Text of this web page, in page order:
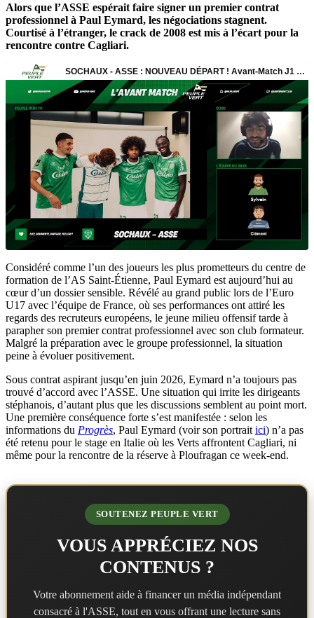
Alors que l’ASSE espérait faire signer un premier contrat
professionnel à Paul Eymard, les négociations stagnent.
Courtisé à l’étranger, le crack de 2008 est mis à l’écart pour la
rencontre contre Cagliari.
Considéré comme l’un des joueurs les plus prometteurs du centre de
formation de l’AS Saint-Étienne, Paul Eymard est aujourd’hui au
cœur d’un dossier sensible. Révélé au grand public lors de l’Euro
U17 avec l’équipe de France, où ses performances ont attiré les
regards des recruteurs européens, le jeune milieu offensif tarde à
parapher son premier contrat professionnel avec son club formateur.
Malgré la préparation avec le groupe professionnel, la situation
peine à évoluer positivement.
Sous contrat aspirant jusqu’en juin 2026, Eymard n’a toujours pas
trouvé d’accord avec l’ASSE. Une situation qui irrite les dirigeants
stéphanois, d’autant plus que les discussions semblent au point mort.
Une première conséquence forte s’est manifestée : selon les
informations du Progrès, Paul Eymard (voir son portrait ici) n’a pas
été retenu pour le stage en Italie où les Verts affrontent Cagliari, ni
même pour la rencontre de la réserve à Ploufragan ce week-end.
SOUTENEZ PEUPLE VERT
VOUS APPRÉCIEZ NOS
CONTENUS ?
Votre abonnement aide à financer un média indépendant
consacré à l'ASSE, tout en vous offrant une lecture sans